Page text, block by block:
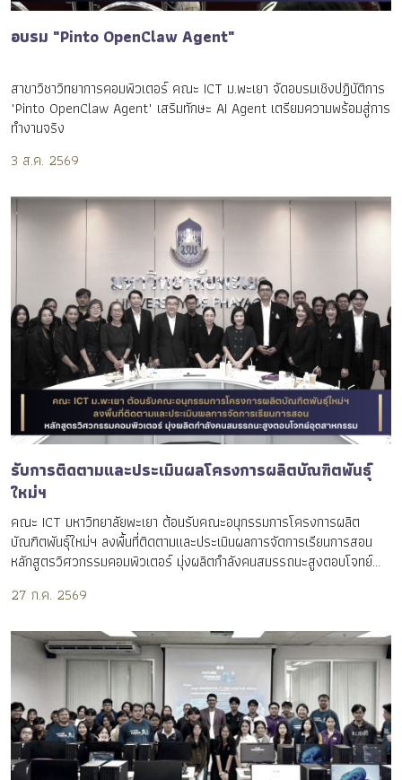
อบรม "Pinto OpenClaw Agent"
สาขาวิชาวิทยาการคอมพิวเตอร์ คณะ ICT ม.พะเยา จัดอบรมเชิงปฏิบัติการ
"Pinto OpenClaw Agent" เสริมทักษะ AI Agent เตรียมความพร้อมสู่การ
ทำงานจริง
3 ส.ค. 2569
รับการติดตามและประเมินผลโครงการผลิตบัณฑิตพันธุ์
ใหม่ฯ
คณะ ICT มหาวิทยาลัยพะเยา ต้อนรับคณะอนุกรรมการโครงการผลิต
บัณฑิตพันธุ์ใหม่ฯ ลงพื้นที่ติดตามและประเมินผลการจัดการเรียนการสอน
หลักสูตรวิศวกรรมคอมพิวเตอร์ มุ่งผลิตกำลังคนสมรรถนะสูงตอบโจทย์
27 ก.ค. 2569